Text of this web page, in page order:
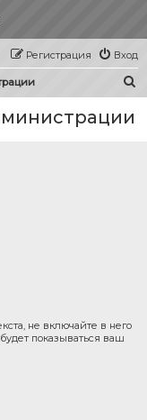
Вход
Регистрация
не включайте в него
показываться ваш